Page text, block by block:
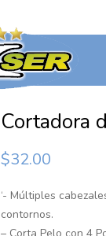
Cortadora
$32.00
‘- Múltiples
contornos.